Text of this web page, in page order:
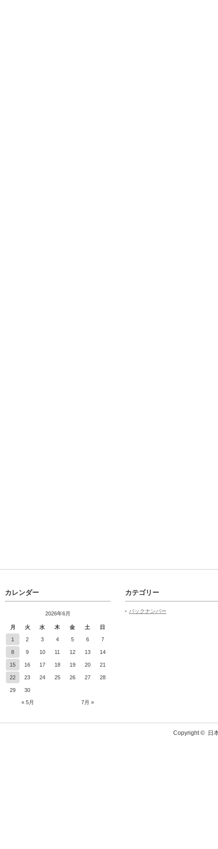
カレンダー
2026年6月
月 火 水 木 金 土 日
« 5月 7月 »
1 2 3 4 5 6 7
8 9 10 11 12 13 14
15 16 17 18 19 20 21
22 23 24 25 26 27 28
29 30
カテゴリー
バックナンバー
Copyright © 日